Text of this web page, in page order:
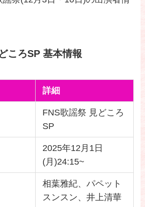
ころSP 基本情報
詳細
FNS歌謡祭 見どころ
SP
2025年12月1日
(月)24:15~
相葉雅紀、パペット
スンスン、井上清華